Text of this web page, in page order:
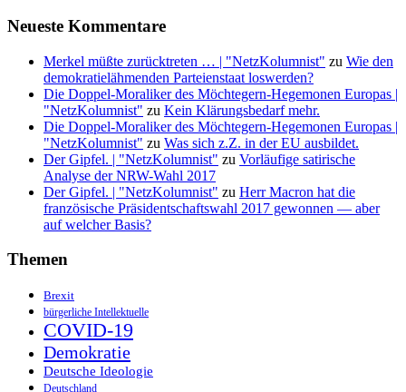
Neueste Kommentare
Merkel müßte zurücktreten … | "NetzKolumnist" zu Wie den
demokratielähmenden Parteienstaat loswerden?
Die Doppel-Moraliker des Möchtegern-Hegemonen Europas |
"NetzKolumnist" zu Kein Klärungsbedarf mehr.
Die Doppel-Moraliker des Möchtegern-Hegemonen Europas |
"NetzKolumnist" zu Was sich z.Z. in der EU ausbildet.
Der Gipfel. | "NetzKolumnist" zu Vorläufige satirische
Analyse der NRW-Wahl 2017
Der Gipfel. | "NetzKolumnist" zu Herr Macron hat die
französische Präsidentschaftswahl 2017 gewonnen — aber
auf welcher Basis?
Themen
Brexit
bürgerliche Intellektuelle
COVID-19
Demokratie
Deutsche Ideologie
Deutschland